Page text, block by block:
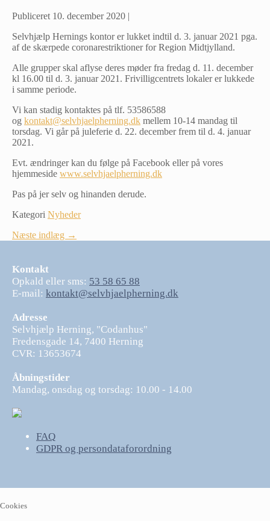
Publiceret 10. december 2020 |
Selvhjælp Hernings kontor er lukket indtil d. 3. januar 2021 pga.
af de skærpede coronarestriktioner for Region Midtjylland.
Alle grupper skal aflyse deres møder fra fredag d. 11. december
kl 16.00 til d. 3. januar 2021. Frivilligcentrets lokaler er lukkede
i samme periode.
Vi kan stadig kontaktes på tlf. 53586588
og kontakt@selvhjaelpherning.dk mellem 10-14 mandag til
torsdag. Vi går på juleferie d. 22. december frem til d. 4. januar
2021.
Evt. ændringer kan du følge på Facebook eller på vores
hjemmeside www.selvhjaelpherning.dk
Pas på jer selv og hinanden derude.
Kategori Nyheder
Indlægsnavigation
Næste indlæg →
Kontakt
Opkald eller sms: 53 58 65 88
E-mail: kontakt@selvhjaelpherning.dk
Adresse
Selvhjælp Herning, "Codanhus"
Fredensgade 14, 7400 Herning
CVR: 13653674
Åbningstider
Mandag, onsdag og torsdag: 10.00 - 14.00
FAQ
GDPR og persondataforordning
Cookies